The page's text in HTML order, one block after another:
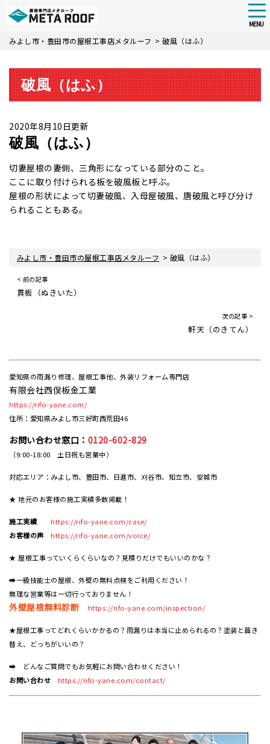
Skip
content
MENU
みよし市・豊田市の屋根工事店メタルーフ > 破風（はふ）
破風（はふ）
2020年8月10日更新
破風（はふ）
切妻屋根の妻側、三角形になっている部分のこと。
ここに取り付けられる板を破風板と呼ぶ。
屋根の形状によって切妻破風、入母屋破風、唐破風と呼び分け
られることもある。
みよし市・豊田市の屋根工事店メタルーフ > 破風（はふ）
< 前の記事
貫板（ぬきいた）
次の記事 >
軒天（のきてん）
愛知県の雨漏り修理、屋根工事他、外装リフォーム専門店
有限会社西俣板金工業
https://rifo-yane.com/
住所：愛知県みよし市三好町西荒田46
お問い合わせ窓口： 0120-602-829
（9:00-18:00 土日祝も営業中）
対応エリア：みよし市、豊田市、日進市、刈谷市、知立市、安城市
★ 地元のお客様の施工実績多数掲載！
施工実績
https://rifo-yane.com/case/
お客様の声
https://rifo-yane.com/voice/
★ 屋根工事っていくらくらいなの？見積りだけでもいいのかな？
➡一級技能士の屋根、外壁の無料点検をご利用ください！
無理な営業等は一切行っておりません！
外壁屋根無料診断 https://rifo-yane.com/inspection/
★屋根工事ってどれくらいかかるの？雨漏りは本当に止められるの？塗装と葺き
替え、どっちがいいの？
➡ どんなご質問でもお気軽にお問い合わせください！
お問い合わせ
https://rifo-yane.com/contact/